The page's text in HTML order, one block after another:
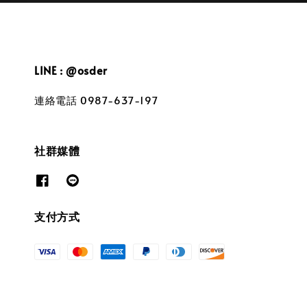
LINE : @osder
連絡電話 0987-637-197
社群媒體
支付方式